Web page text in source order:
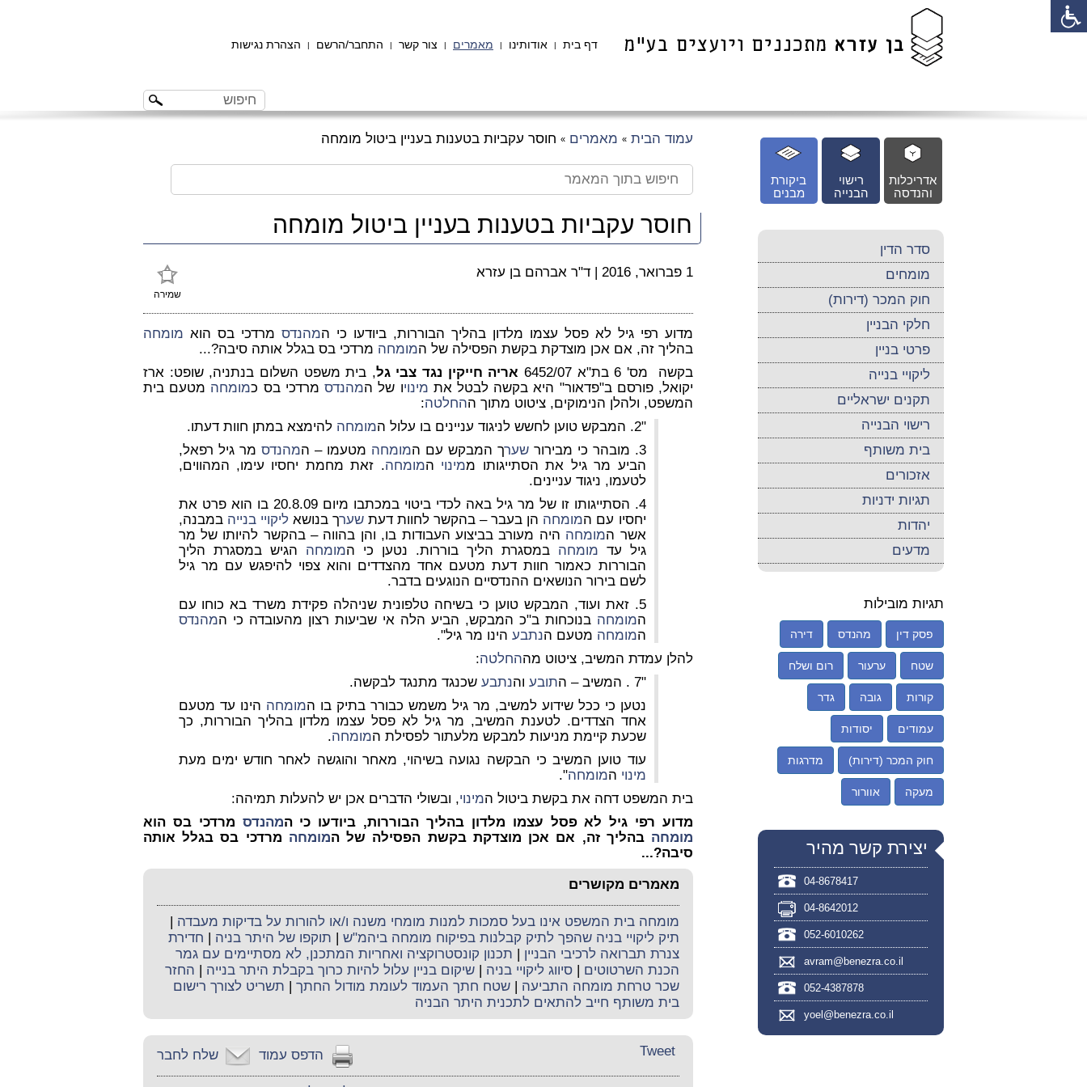
דף בית | אודותינו | מאמרים | צור קשר | התחבר/הרשם | הצהרת נגישות
עמוד הבית » מאמרים » חוסר עקביות בטענות בעניין ביטול מומחה
חוסר עקביות בטענות בעניין ביטול מומחה
שמירה
1 פברואר, 2016 | ד"ר אברהם בן עזרא
מדוע רפי גיל לא פסל עצמו מלדון בהליך הבוררות, ביודעו כי המהנדס מרדכי בס הוא מומחה
בהליך זה, אם אכן מוצדקת בקשת הפסילה של המומחה מרדכי בס בגלל אותה סיבה?...
בקשה מס' 6 בת"א 6452/07
אריה חייקין נגד צבי גל, בית משפט השלום בנתניה, שופט: ארז
יקואל, פורסם ב"פדאור" היא בקשה לבטל את מינויו של המהנדסמרדכי בס כמומחה מטעם בית
המשפט, ולהלן הנימוקים, ציטוט מתוך ההחלטה:
"2. המבקש טוען לחשש לניגוד עניינים בו עלול ה
מומחה להימצא במתן חוות דעתו.
3. מובהר כי מבירור
שערך המבקש עם המומחה מטעמו – המהנדס מר גיל רפאל,
הביע מר גיל את הסתייגותו ממינוי המומחה. זאת מחמת יחסיו עימו, המהווים,
לטעמו, ניגוד עניינים.
4. הסתייגותו זו של מר גיל באה לכדי ביטוי במכתבו מיום 20.8.09 בו הוא פרט את
יחסיו עם המומחה הן בעבר – בהקשר לחוות דעתשערך בנושאליקויי בנייה במבנה,
אשר המומחה היה מעורב בביצוע העבודות בו, והן בהווה – בהקשר להיותו של מר
גיל עד מומחה במסגרת הליך בוררות. נטען כי המומחה הגיש במסגרת הליך
הבוררות כאמור חוות דעת מטעם אחד מהצדדים והוא צפוי להיפגש עם מר גיל
לשם בירור הנושאים ההנדסיים הנוגעים בדבר.
5. זאת ועוד, המבקש טוען כי בשיחה טלפונית שניהלה פקידת משרד בא כוחו עם
המומחה בנוכחות ב"כ המבקש, הביע הלה אי שביעות רצון מהעובדה כי המהנדס
המומחה מטעם הנתבע הינו מר גיל".
להלן עמדת המשיב, ציטוט מההחלטה:
"7 . המשיב – ה
תובע והנתבע שכנגד מתנגד לבקשה.
נטען כי ככל שידוע למשיב, מר גיל משמש כבורר בתיק בו המומחה הינו עד מטעם
אחד הצדדים. לטענת המשיב, מר גיל לא פסל עצמו מלדון בהליך הבוררות, כך
שכעת קיימת מניעות למבקש מלעתור לפסילת המומחה.
עוד טוען המשיב כי הבקשה נגועה בשיהוי, מאחר והוגשה לאחר חודש ימים מעת
מינוי המומחה".
בית המשפט דחה את בקשת ביטול המינוי, ובשולי הדברים אכן יש להעלות תמיהה:
מדוע רפי גיל לא פסל עצמו מלדון בהליך הבוררות, ביודעו כי המהנדס מרדכי בס הוא
מומחה בהליך זה, אם אכן מוצדקת בקשת הפסילה של המומחה מרדכי בס בגלל אותה
סיבה?...
מאמרים מקושרים
מומחה בית המשפט אינו בעל סמכות למנות מומחי משנה ו/או להורות על בדיקות מעבדה |
תיק ליקויי בניה שהפך לתיק קבלנות בפיקוח מומחה ביהמ"ש | תוקפו של היתר בניה | חדירת
צנרת תברואה לרכיבי הבניין | תכנון קונסטרוקציה ואחריות המתכנן, לא מסתיימים עם גמר
הכנת השרטוטים | סיווג ליקויי בניה | שיקום בניין עלול להיות כרוך בקבלת היתר בנייה | החזר
שכר טרחת מומחה התביעה | שטח חתך העמוד לעומת מודול החתך | תשריט לצורך רישום
בית משותף חייב להתאים לתכנית היתר הבניה
שלח לחבר הדפס עמוד Tweet
ביקורת
מבנים
רישוי
הבנייה
אדריכלות
והנדסה
סדר הדין
מומחים
חוק המכר (דירות)
חלקי הבניין
פרטי בניין
ליקויי בנייה
תקנים ישראליים
רישוי הבנייה
בית משותף
אזכורים
תגיות ידניות
יהדות
מדעים
תגיות מובילות
פסק דין מהנדס דירה
שטח ערעור רום ושלח
קורות גובה גדר
עמודים יסודות
חוק המכר (דירות) מדרגות
מעקה אוורור
יצירת קשר מהיר
04-8678417
04-8642012
052-6010262
avram@benezra.co.il
052-4387878
yoel@benezra.co.il